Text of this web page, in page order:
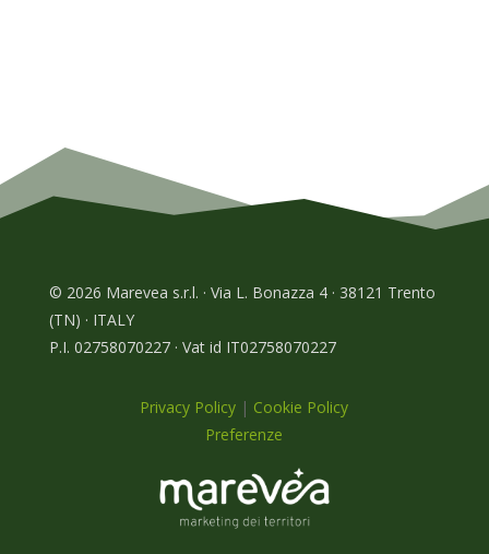
© 2026 Marevea s.r.l. · Via L. Bonazza 4 · 38121 Trento
(TN) · ITALY
P.I. 02758070227 · Vat id IT02758070227
Privacy Policy | Cookie Policy
Preferenze